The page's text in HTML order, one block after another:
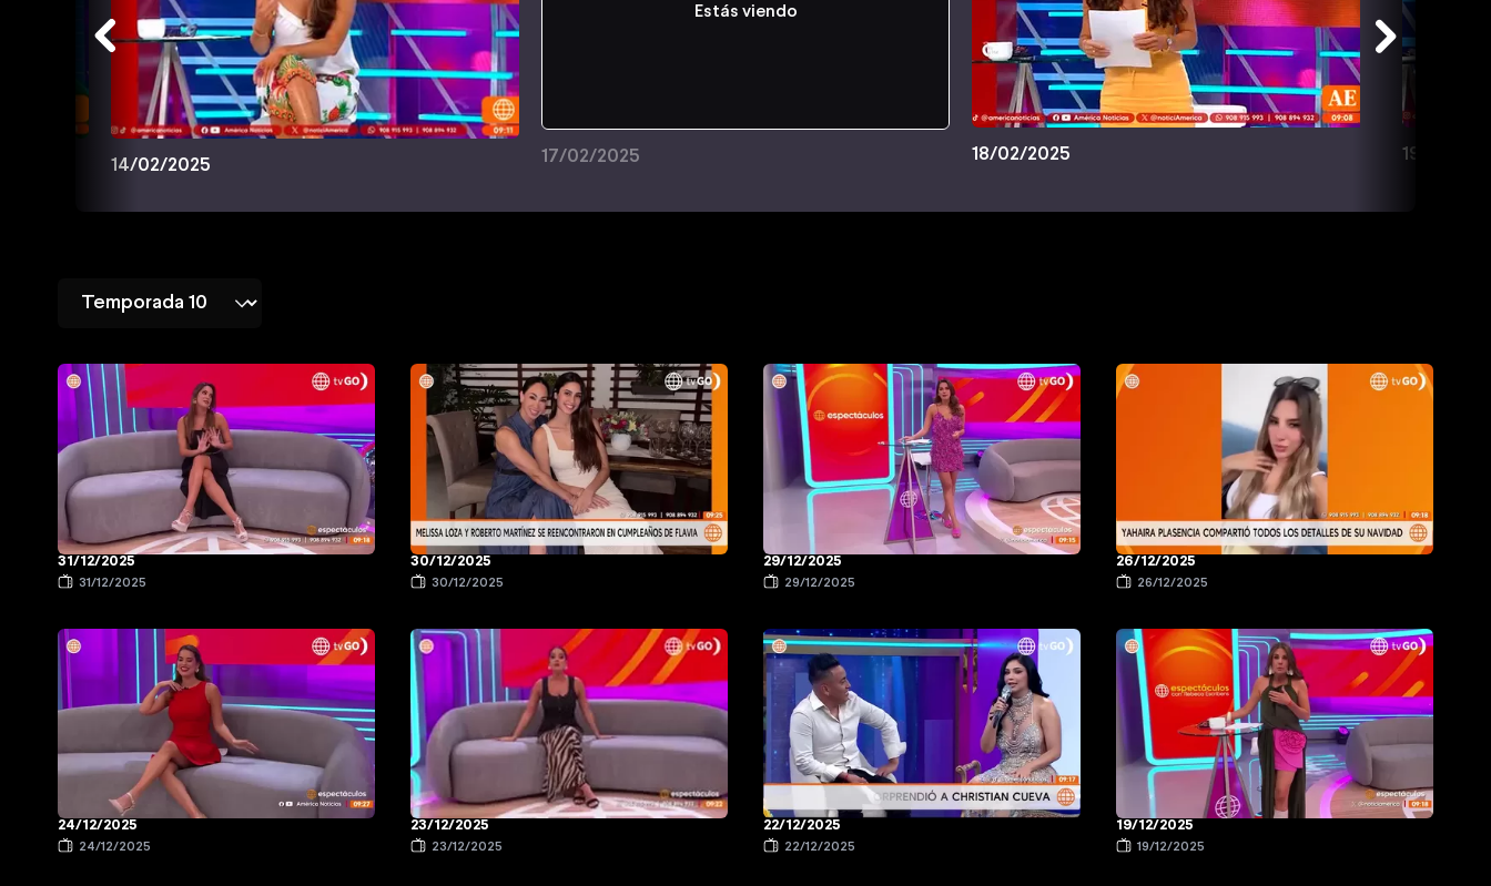
14/02/2025
Estás viendo
17/02/2025 18/02/2025 19/02/
31/12/2025
31/12/2025
30/12/2025
30/12/2025
29/12/2025
29/12/2025
26/12/2025
26/12/2025
24/12/2025
24/12/2025
23/12/2025
23/12/2025
22/12/2025
22/12/2025
19/12/2025
19/12/2025